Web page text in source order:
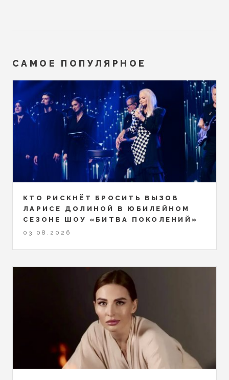
САМОЕ ПОПУЛЯРНОЕ
КТО РИСКНЁТ БРОСИТЬ ВЫЗОВ
ЛАРИСЕ ДОЛИНОЙ В ЮБИЛЕЙНОМ
СЕЗОНЕ ШОУ «БИТВА ПОКОЛЕНИЙ»
03.08.2026